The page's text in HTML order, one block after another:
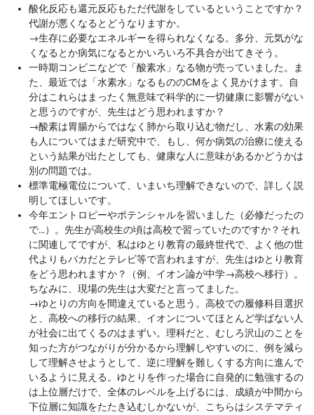
酸化反応も還元反応もただ代謝をしているということですか？
代謝が悪くなるとどうなりますか。
→生存に必要なエネルギーを得られなくなる。多分、元気がな
くなるとか病気になるとかいろいろ不具合が出てきそう。
一時期コンビニなどで「酸素水」なる物が売っていました。ま
た、最近では「水素水」なるもののCMをよく見かけます。自
分はこれらはまったく無意味で科学的に一切健康に影響がない
と思うのですが、先生はどう思われますか？
→酸素は胃腸からではなく肺から取り込む物だし、水素の効果
も人についてはまだ研究中で、もし、何か病気の治療に使える
という結果が出たとしても、健康な人に意味があるかどうかは
別の問題では。
標準電極電位について、いまいち理解できないので、詳しく説
明してほしいです。
今年エントロピーやポテンシャルを習いました（必修だったの
で…）。先生が高校生の頃は高校で習っていたのですか？それ
に関連してですが、私はゆとり教育の最終世代で、よく他の世
代よりもバカだとテレビ等で言われますが、先生はゆとり教育
をどう思われますか？（例、イオン論が中学→高校へ移行）。
ちなみに、現場の先生は大変だと言ってました。
→ゆとりの方向を間違えていると思う。高校での履修科目選択
と、高校への移行の結果、イオンについてほとんど学ばない人
が社会に出てくるのはまずい。理科だと、むしろ沢山のことを
知った方がつながりが分かるから理解しやすいのに、例を減ら
して理解させようとして、逆に理解を難しくする方向に進んで
いるように見える。ゆとりを作った場合に自発的に勉強するの
は上位層だけで、全体のレベルを上げるには、成績が中間から
下位層に知識をたたき込むしかないが、こちらはシステマティ